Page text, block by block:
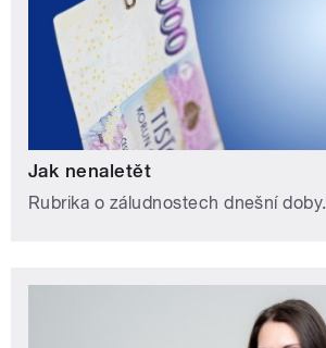
Jak nenaletět
Rubrika o záludnostech dnešní doby.